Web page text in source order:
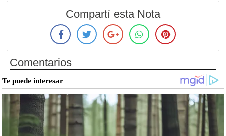
Compartí esta Nota
Comentarios